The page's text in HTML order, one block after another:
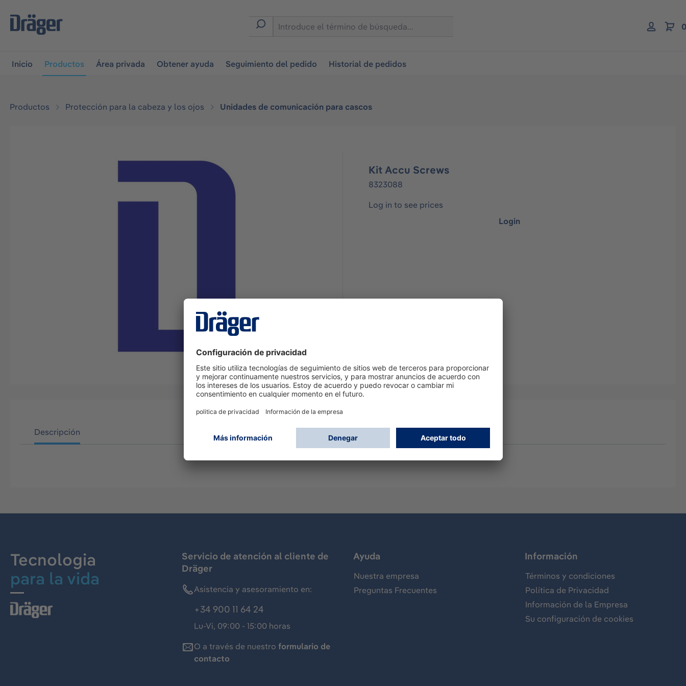
la navegación principal
Inicio Productos Área privada Obtener ayuda Seguimiento del pedido Historial de pedidos
Productos Protección para la cabeza y los ojos Unidades de comunicación para cascos
Kit Accu Screws
8323088
Log in to see prices
Login
Descripción
Tecnologia
para la vida
Servicio de atención al cliente de
Dräger
Asistencia y asesoramiento en:
+34 900 11 64 24
Lu-Vi, 09:00 - 15:00 horas
O a través de nuestro formulario de
contacto
Ayuda
Nuestra empresa
Preguntas Frecuentes
Información
Términos y condiciones
Política de Privacidad
Información de la Empresa
Su configuración de cookies